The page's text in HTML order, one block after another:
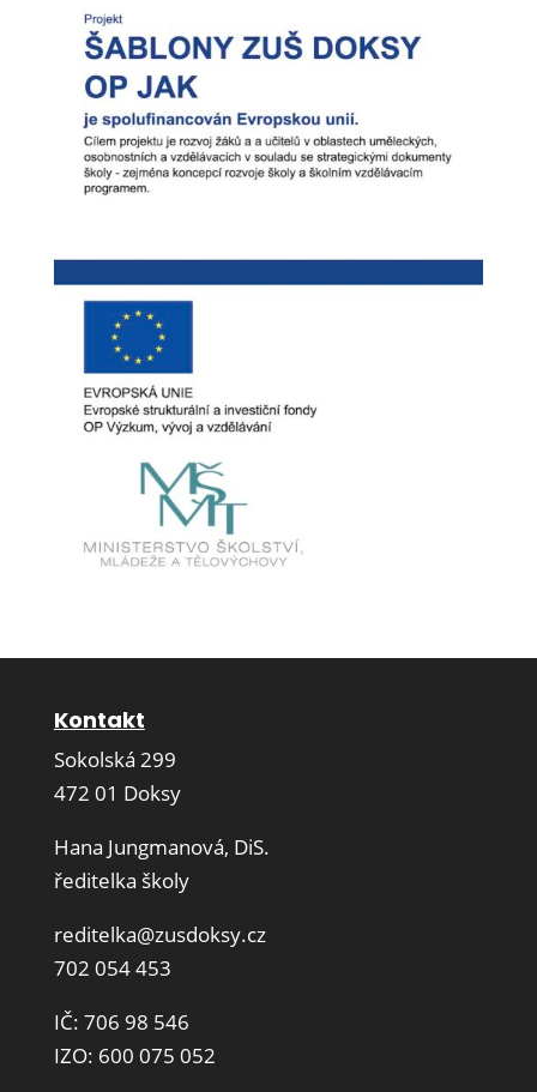
Kontakt
Sokolská 299
472 01 Doksy
Hana Jungmanová, DiS.
ředitelka školy
reditelka@zusdoksy.cz
702 054 453
IČ: 706 98 546
IZO: 600 075 052